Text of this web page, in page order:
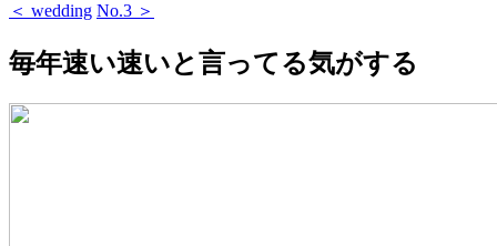
＜ wedding No.3 ＞
毎年速い速いと言ってる気がする